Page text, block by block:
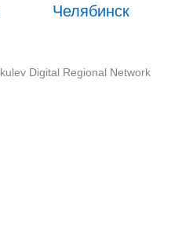
Челябинск
Digital Regional Network